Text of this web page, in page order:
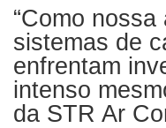
“Como
sistemas de
enfrentam
intenso
da STR Ar